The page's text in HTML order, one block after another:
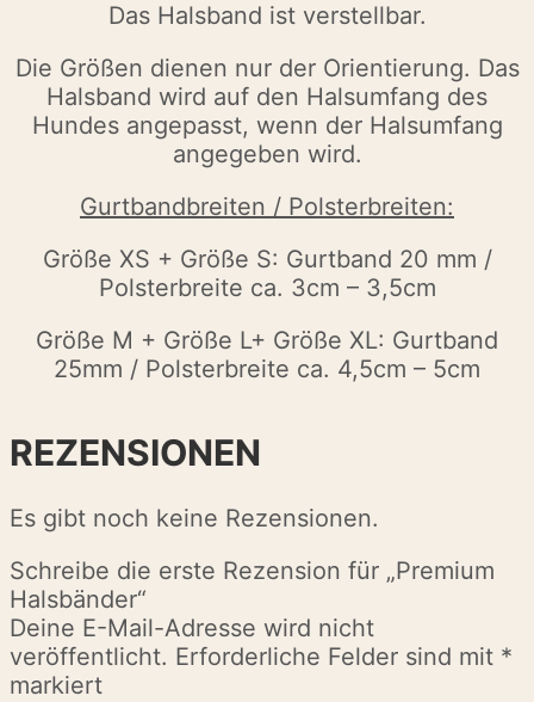
Das Halsband ist verstellbar.
Die Größen dienen nur der Orientierung. Das
Halsband wird auf den Halsumfang des
Hundes angepasst, wenn der Halsumfang
angegeben wird.
Gurtbandbreiten / Polsterbreiten:
Größe XS + Größe S: Gurtband 20 mm /
Polsterbreite ca. 3cm – 3,5cm
Größe M + Größe L+ Größe XL: Gurtband
25mm / Polsterbreite ca. 4,5cm – 5cm
REZENSIONEN
Es gibt noch keine Rezensionen.
Schreibe die erste Rezension für „Premium
Halsbänder“
Deine E-Mail-Adresse wird nicht
veröffentlicht. Erforderliche Felder sind mit *
markiert